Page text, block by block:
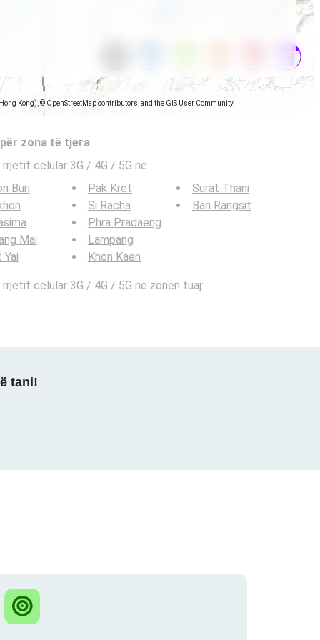
Kong), © OpenStreetMap contributors, and the GIS User Community
zona të tjera
celular 3G / 4G / 5G në :
Buri
Mai
Yai
Pak Kret
Si Racha
Phra Pradaeng
Lampang
Khon Kaen
Surat Thani
Ban Rangsit
celular 3G / 4G / 5G në zonën tuaj:
tani!